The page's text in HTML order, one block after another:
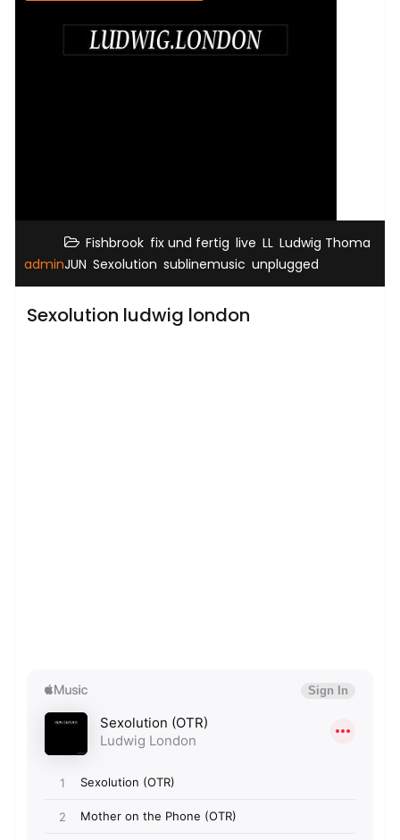
admin
Fishbrook fix und fertig live LL Ludwig Thoma
JUN Sexolution sublinemusic unplugged
Sexolution ludwig london